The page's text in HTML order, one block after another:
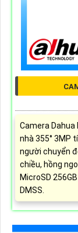
Camera
nhà 355° 3MP
người chuyển
chiều, hồng
MicroSD
DMSS.